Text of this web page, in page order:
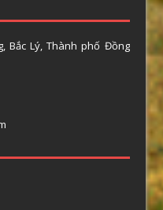
Bắc Lý, Thành phố Đồng